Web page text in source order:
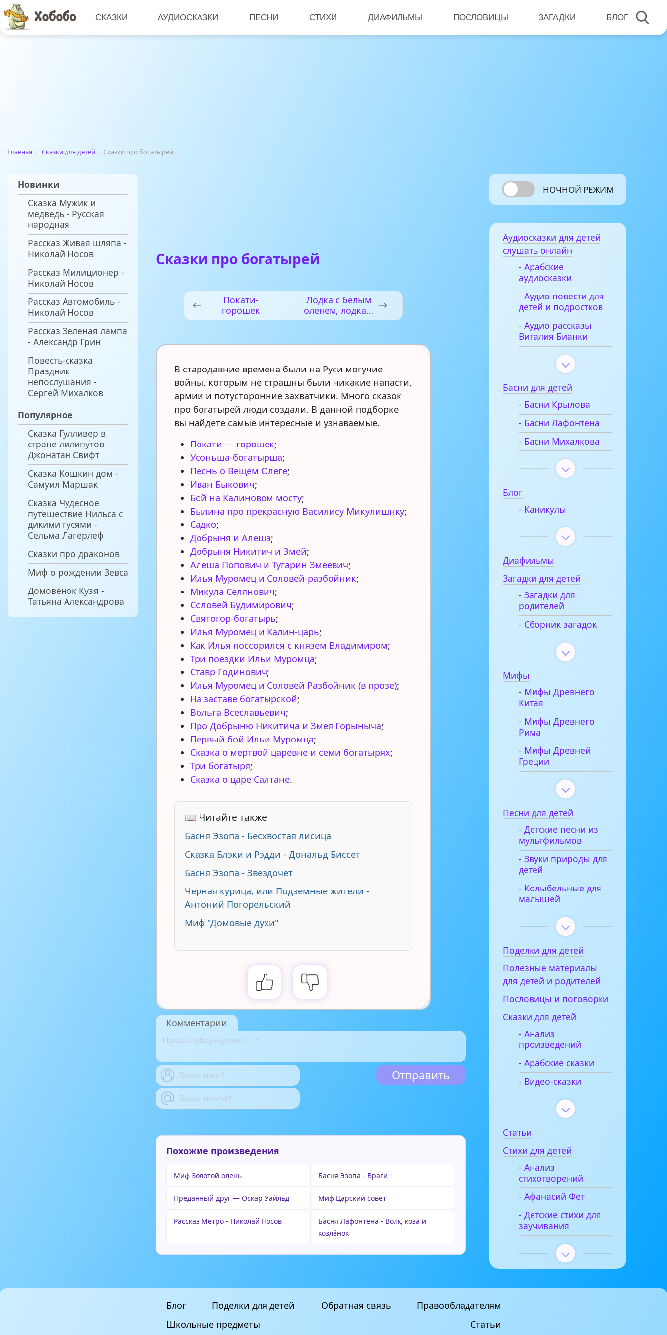
СКАЗКИ АУДИОСКАЗКИ ПЕСНИ СТИХИ ДИАФИЛЬМЫ ПОСЛОВИЦЫ ЗАГАДКИ БЛОГ
Главная › Сказки для детей › Сказки про богатырей
Новинки
Сказка Мужик и
медведь - Русская
народная
Рассказ Живая шляпа -
Николай Носов
Рассказ Милиционер -
Николай Носов
Рассказ Автомобиль -
Николай Носов
Рассказ Зеленая лампа
- Александр Грин
Повесть-сказка
Праздник
непослушания -
Сергей Михалков
Популярное
Сказка Гулливер в
стране лилипутов -
Джонатан Свифт
Сказка Кошкин дом -
Самуил Маршак
Сказка Чудесное
путешествие Нильса с
дикими гусями -
Сельма Лагерлеф
Сказки про драконов
Миф о рождении Зевса
Домовёнок Кузя -
Татьяна Александрова
Сказки про богатырей
Покати-
горошек
Лодка с белым
оленем, лодка с
черным оленем
В стародавние времена были на Руси могучие
войны, которым не страшны были никакие напасти,
армии и потусторонние захватчики. Много сказок
про богатырей люди создали. В данной подборке
вы найдете самые интересные и узнаваемые.
Покати — горошек;
Усоньша-богатырша;
Песнь о Вещем Олеге;
Иван Быкович;
Бой на Калиновом мосту;
Былина про прекрасную Василису Микулишнку;
Садко;
Добрыня и Алеша;
Добрыня Никитич и Змей;
Алеша Попович и Тугарин Змеевич;
Илья Муромец и Соловей-разбойник;
Микула Селянович;
Соловей Будимирович;
Святогор-богатырь;
Илья Муромец и Калин-царь;
Как Илья поссорился с князем Владимиром;
Три поездки Ильи Муромца;
Ставр Годинович;
Илья Муромец и Соловей Разбойник (в прозе);
На заставе богатырской;
Вольга Всеславьевич;
Про Добрыню Никитича и Змея Горыныча;
Первый бой Ильи Муромца;
Сказка о мертвой царевне и семи богатырях;
Три богатыря;
Сказка о царе Салтане.
📖 Читайте также
Басня Эзопа - Бесхвостая лисица
Сказка Блэки и Рэдди - Дональд Биссет
Басня Эзопа - Звездочет
Черная курица, или Подземные жители -
Антоний Погорельский
Миф "Домовые духи"
Комментарии
Похожие произведения
Миф Золотой олень Басня Эзопа - Враги
Преданный друг — Оскар Уайльд Миф Царский совет
Рассказ Метро - Николай Носов
Басня Лафонтена - Волк, коза и
козлёнок
НОЧНОЙ РЕЖИМ
Аудиосказки для детей
слушать онлайн
- Арабские
аудиосказки
- Аудио повести для
детей и подростков
- Аудио рассказы
Виталия Бианки
Басни для детей
- Басни Крылова
- Басни Лафонтена
- Басни Михалкова
Блог
- Каникулы
Диафильмы
Загадки для детей
- Загадки для
родителей
- Сборник загадок
Мифы
- Мифы Древнего
Китая
- Мифы Древнего
Рима
- Мифы Древней
Греции
Песни для детей
- Детские песни из
мультфильмов
- Звуки природы для
детей
- Колыбельные для
малышей
Поделки для детей
Полезные материалы
для детей и родителей
Пословицы и поговорки
Сказки для детей
- Анализ
произведений
- Арабские сказки
- Видео-сказки
Статьи
Стихи для детей
- Анализ
стихотворений
- Афанасий Фет
- Детские стихи для
заучивания
Блог Поделки для детей Обратная связь
Правообладателям
Школьные предметы
Статьи